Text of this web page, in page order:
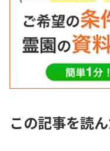
この記事を読